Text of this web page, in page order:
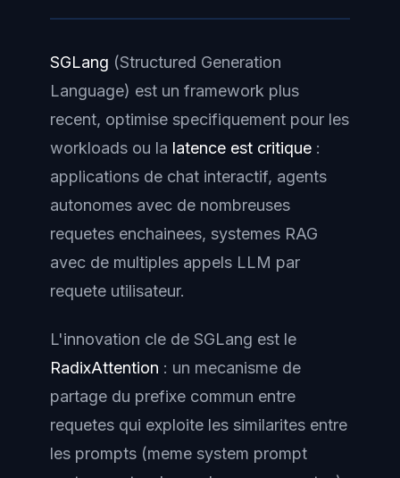
SGLang (Structured Generation
Language) est un framework plus
recent, optimise specifiquement pour les
workloads ou la latence est critique :
applications de chat interactif, agents
autonomes avec de nombreuses
requetes enchainees, systemes RAG
avec de multiples appels LLM par
requete utilisateur.
L'innovation cle de SGLang est le
RadixAttention : un mecanisme de
partage du prefixe commun entre
requetes qui exploite les similarites entre
les prompts (meme system prompt